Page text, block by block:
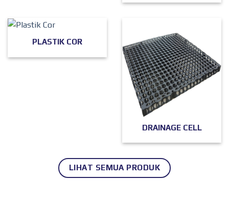
PLASTIK COR
DRAINAGE CELL
LIHAT SEMUA PRODUK